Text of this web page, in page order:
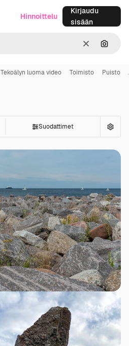
SelkeäHae
Hinnoittelu
Kirjaudu
sisään
Tekoälyn luoma video Toimisto Puisto
Suodattimet